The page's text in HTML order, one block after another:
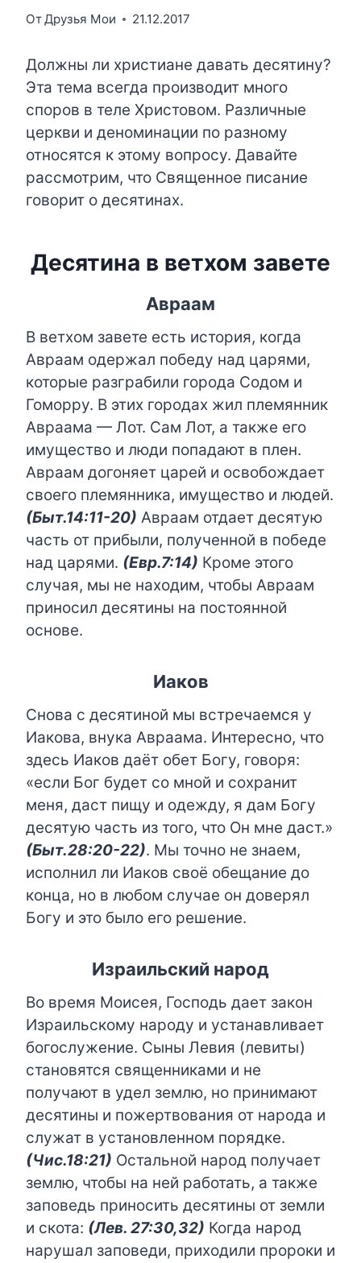
ОтДрузья Мои 21.12.2017
Должны ли христиане давать десятину?
Эта тема всегда производит много
споров в теле Христовом. Различные
церкви и деноминации по разному
относятся к этому вопросу. Давайте
рассмотрим, что Священное писание
говорит о десятинах.
Десятина в ветхом завете
Авраам
В ветхом завете есть история, когда
Авраам одержал победу над царями,
которые разграбили города Содом и
Гоморру. В этих городах жил племянник
Авраама — Лот. Сам Лот, а также его
имущество и люди попадают в плен.
Авраам догоняет царей и освобождает
своего племянника, имущество и людей.
(Быт.14:11-20) Авраам отдает десятую
часть от прибыли, полученной в победе
над царями. (Евр.7:14) Кроме этого
случая, мы не находим, чтобы Авраам
приносил десятины на постоянной
основе.
Иаков
Снова с десятиной мы встречаемся у
Иакова, внука Авраама. Интересно, что
здесь Иаков даёт обет Богу, говоря:
«если Бог будет со мной и сохранит
меня, даст пищу и одежду, я дам Богу
десятую часть из того, что Он мне даст.»
(Быт.28:20-22). Мы точно не знаем,
исполнил ли Иаков своё обещание до
конца, но в любом случае он доверял
Богу и это было его решение.
Израильский народ
Во время Моисея, Господь дает закон
Израильскому народу и устанавливает
богослужение. Сыны Левия (левиты)
становятся священниками и не
получают в удел землю, но принимают
десятины и пожертвования от народа и
служат в установленном порядке.
(Чис.18:21) Остальной народ получает
землю, чтобы на ней работать, а также
заповедь приносить десятины от земли
и скота: (Лев. 27:30,32) Когда народ
нарушал заповеди, приходили пророки и